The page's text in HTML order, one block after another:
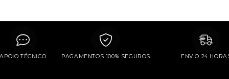
APOIO TÉCNICO PAGAMENTOS 100% SEGUROS ENVIO 24